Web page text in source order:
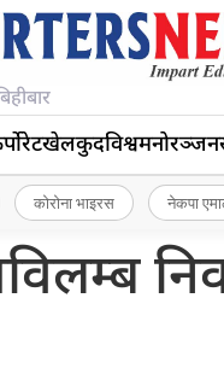
खेलकुदविश्वमनोरञ्जन
कोरोना भाइरस नेकपा